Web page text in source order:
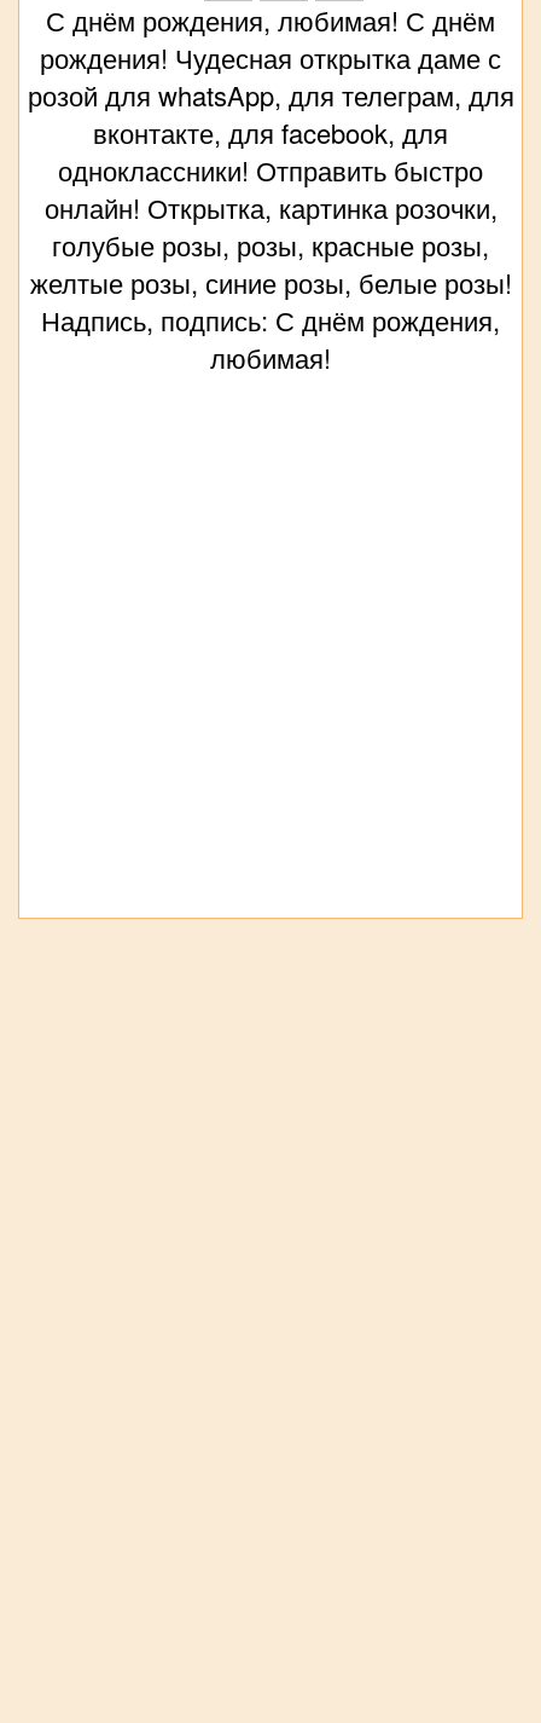
С днём рождения, любимая! С днём
рождения! Чудесная открытка даме с
розой для whatsApp, для телеграм, для
вконтакте, для facebook, для
одноклассники! Отправить быстро
онлайн! Открытка, картинка розочки,
голубые розы, розы, красные розы,
желтые розы, синие розы, белые розы!
Надпись, подпись: С днём рождения,
любимая!